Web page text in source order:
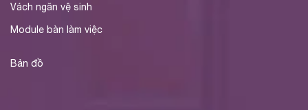
Vách ngăn vệ sinh
Module bàn làm việc
Bản đồ